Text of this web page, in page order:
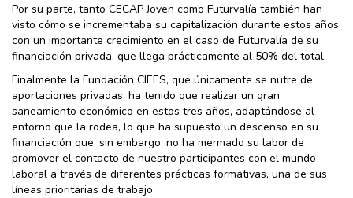
Por su parte, tanto CECAP Joven como Futurvalía también han
visto cómo se incrementaba su capitalización durante estos años
con un importante crecimiento en el caso de Futurvalía de su
financiación privada, que llega prácticamente al 50% del total.
Finalmente la Fundación CIEES, que únicamente se nutre de
aportaciones privadas, ha tenido que realizar un gran
saneamiento económico en estos tres años, adaptándose al
entorno que la rodea, lo que ha supuesto un descenso en su
financiación que, sin embargo, no ha mermado su labor de
promover el contacto de nuestro participantes con el mundo
laboral a través de diferentes prácticas formativas, una de sus
líneas prioritarias de trabajo.